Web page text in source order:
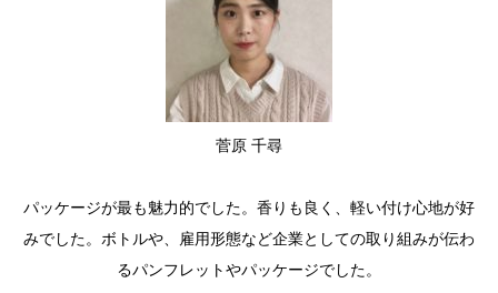
菅原 千尋
パッケージが最も魅力的でした。香りも良く、軽い付け心地が好
みでした。ボトルや、雇用形態など企業としての取り組みが伝わ
るパンフレットやパッケージでした。